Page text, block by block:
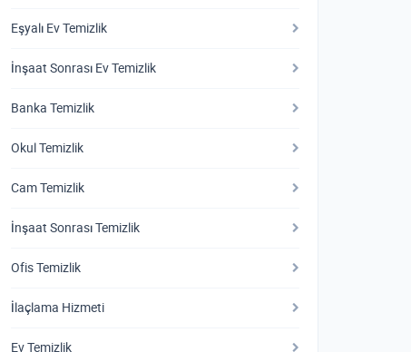
Eşyalı Ev Temizlik
İnşaat Sonrası Ev Temizlik
Banka Temizlik
Okul Temizlik
Cam Temizlik
İnşaat Sonrası Temizlik
Ofis Temizlik
İlaçlama Hizmeti
Ev Temizlik